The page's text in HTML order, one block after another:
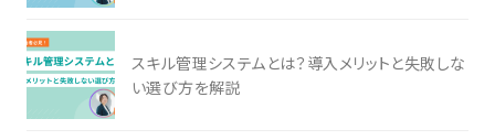
スキル管理システムとは？導入メリットと失敗しな
い選び方を解説